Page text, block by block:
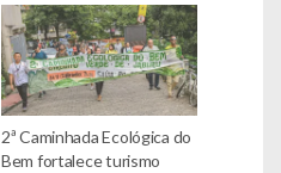
2ª Caminhada Ecológica do
Bem fortalece turismo